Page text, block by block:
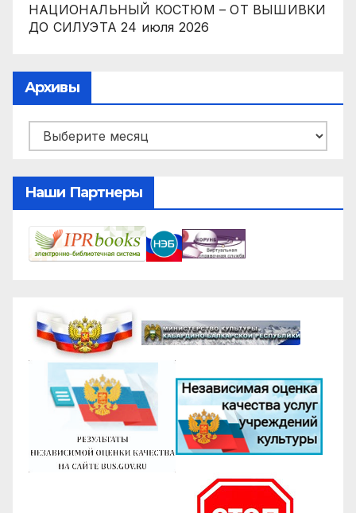
НАЦИОНАЛЬНЫЙ КОСТЮМ – ОТ ВЫШИВКИ
ДО СИЛУЭТА 24 июля 2026
Архивы
Архивы
Наши Партнеры